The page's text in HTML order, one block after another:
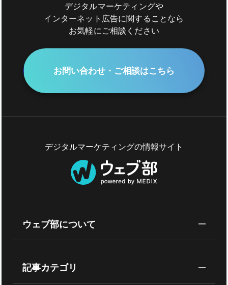
デジタルマーケティングや
インターネット広告に関することなら
お気軽にご相談ください
お問い合わせ・ご相談はこちら
デジタルマーケティングの情報サイト
ウェブ部について
記事カテゴリ